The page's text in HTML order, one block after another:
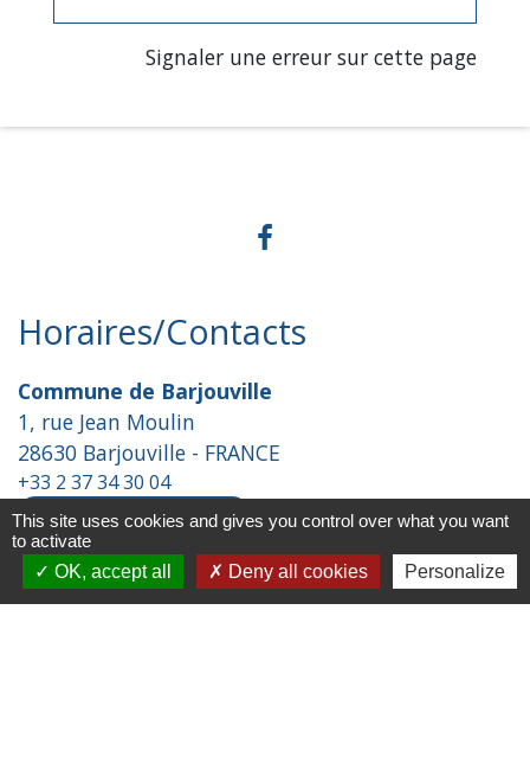
Signaler une erreur sur cette page
Horaires/Contacts
Commune de Barjouville
1, rue Jean Moulin
28630 Barjouville - FRANCE
+33 2 37 34 30 04
Contact par formulaire
Liens
This site uses cookies and gives you control over what you want
to activate
OK, accept all
Deny all cookies Personalize